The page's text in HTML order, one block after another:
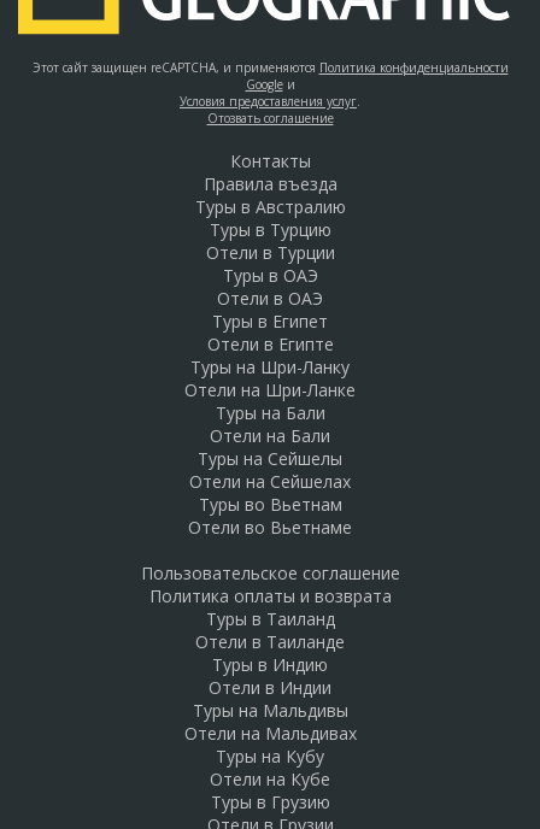
Этот сайт защищен reCAPTCHA, и применяются Политика конфиденциальности
Googleи
Условия предоставления услуг.
Отозвать соглашение
Контакты
Правила въезда
Туры в Австралию
Туры в Турцию
Отели в Турции
Туры в ОАЭ
Отели в ОАЭ
Туры в Египет
Отели в Египте
Туры на Шри-Ланку
Отели на Шри-Ланке
Туры на Бали
Отели на Бали
Туры на Сейшелы
Отели на Сейшелах
Туры во Вьетнам
Отели во Вьетнаме
Пользовательское соглашение
Политика оплаты и возврата
Туры в Таиланд
Отели в Таиланде
Туры в Индию
Отели в Индии
Туры на Мальдивы
Отели на Мальдивах
Туры на Кубу
Отели на Кубе
Туры в Грузию